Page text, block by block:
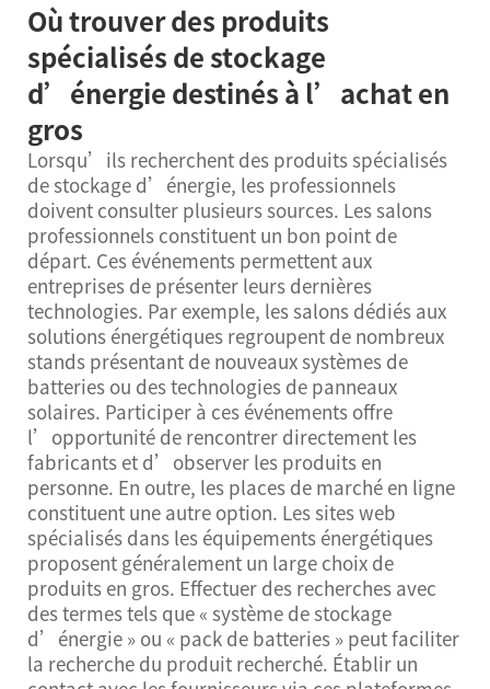
Où trouver des produits
spécialisés de stockage
d’énergie destinés à l’achat en
gros
Lorsqu’ils recherchent des produits spécialisés
de stockage d’énergie, les professionnels
doivent consulter plusieurs sources. Les salons
professionnels constituent un bon point de
départ. Ces événements permettent aux
entreprises de présenter leurs dernières
technologies. Par exemple, les salons dédiés aux
solutions énergétiques regroupent de nombreux
stands présentant de nouveaux systèmes de
batteries ou des technologies de panneaux
solaires. Participer à ces événements offre
l’opportunité de rencontrer directement les
fabricants et d’observer les produits en
personne. En outre, les places de marché en ligne
constituent une autre option. Les sites web
spécialisés dans les équipements énergétiques
proposent généralement un large choix de
produits en gros. Effectuer des recherches avec
des termes tels que « système de stockage
d’énergie » ou « pack de batteries » peut faciliter
la recherche du produit recherché. Établir un